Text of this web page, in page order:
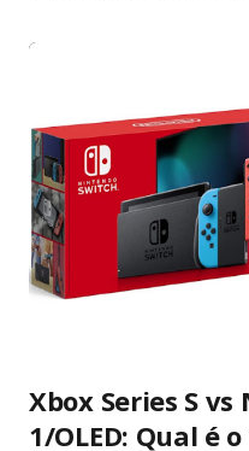
Xbox Series S
1/OLED: Qual é